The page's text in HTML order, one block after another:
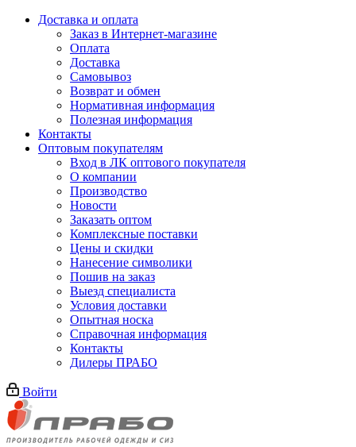
Доставка и оплата
Заказ в Интернет-магазине
Оплата
Доставка
Самовывоз
Возврат и обмен
Нормативная информация
Полезная информация
Контакты
Оптовым покупателям
Вход в ЛК оптового покупателя
О компании
Производство
Новости
Заказать оптом
Комплексные поставки
Цены и скидки
Нанесение символики
Пошив на заказ
Выезд специалиста
Условия доставки
Опытная носка
Справочная информация
Контакты
Дилеры ПРАБО
Войти